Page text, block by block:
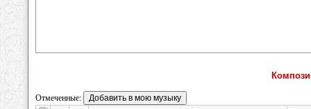
Отмеченные: